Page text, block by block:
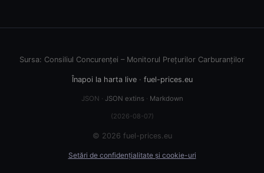
Sursa: Consiliul Concurenței – Monitorul Prețurilor Carburanților
Înapoi la harta live· fuel-prices.eu
JSON · JSON extins· Markdown
(2026-08-07)
© 2026 fuel-prices.eu
Setări de confidențialitate și cookie-uri